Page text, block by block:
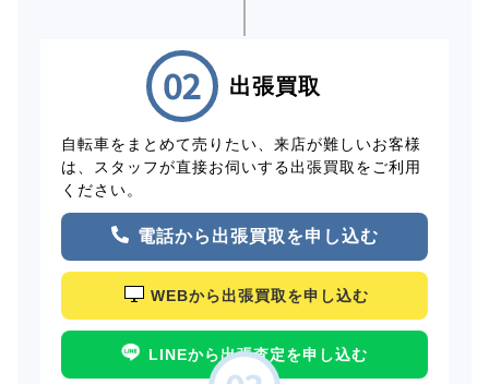
出張買取
自転車をまとめて売りたい、来店が難しいお客様
は、スタッフが直接お伺いする出張買取をご利用
ください。
電話から出張買取を申し込む
WEBから出張買取を申し込む
LINEから出張査定を申し込む